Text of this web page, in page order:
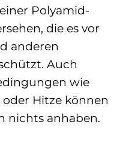
Polyamid-
die es vor
anderen
Auch
wie
oder Hitze können
nichts anhaben.